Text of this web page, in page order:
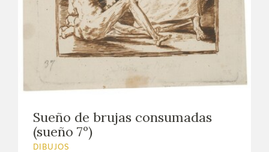
RECURSOS EDUCATIVOS
FICHAS ARASAAC
Sueño de brujas consumadas
(sueño 7º)
DIBUJOS